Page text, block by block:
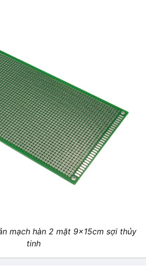
mạch hàn 2 mặt 9x15cm sợi thủy
tinh